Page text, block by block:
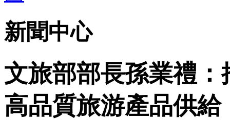
新聞中心
文旅部部長孫業禮
高品質旅游產品供給